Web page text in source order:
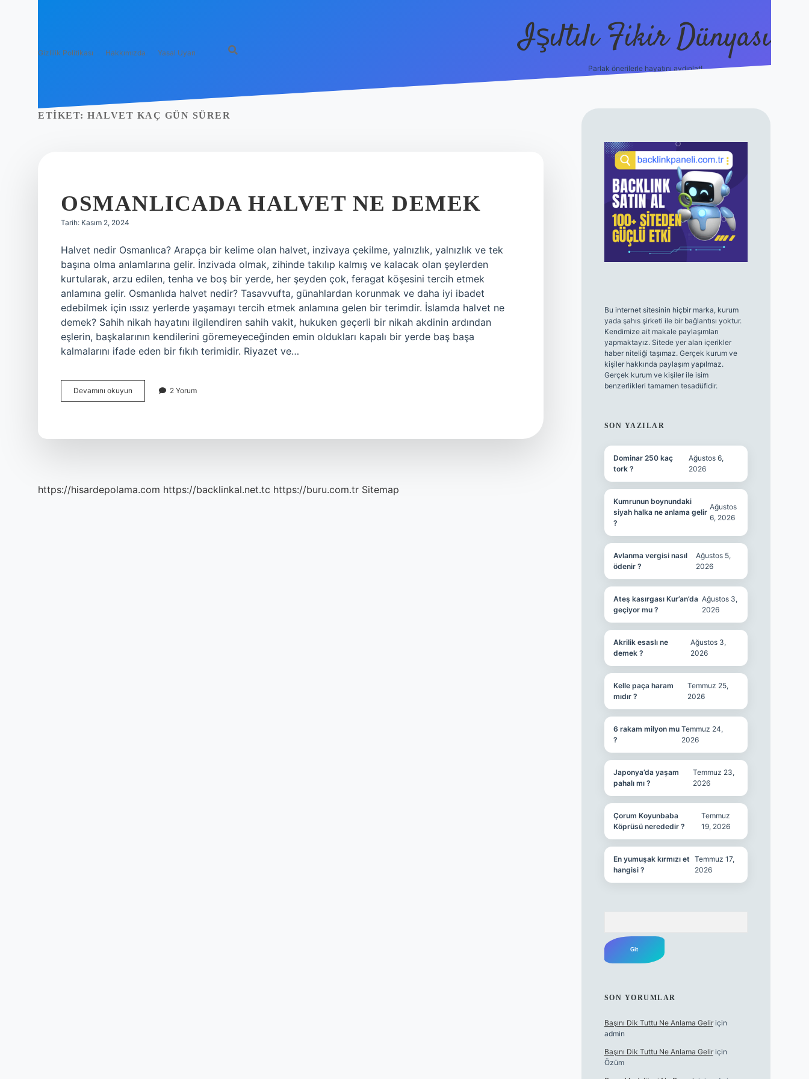
Gizlilik Politikası Hakkımızda Yasal Uyarı Işıltılı Fikir Dünyası
Parlak önerilerle hayatını aydınlat!
ETIKET: HALVET KAÇ GÜN SÜRER
OSMANLICADA HALVET NE DEMEK
Tarih: Kasım 2, 2024
Halvet nedir Osmanlıca? Arapça bir kelime olan halvet, inzivaya çekilme, yalnızlık, yalnızlık ve tek
başına olma anlamlarına gelir. İnzivada olmak, zihinde takılıp kalmış ve kalacak olan şeylerden
kurtularak, arzu edilen, tenha ve boş bir yerde, her şeyden çok, feragat köşesini tercih etmek
anlamına gelir. Osmanlıda halvet nedir? Tasavvufta, günahlardan korunmak ve daha iyi ibadet
edebilmek için ıssız yerlerde yaşamayı tercih etmek anlamına gelen bir terimdir. İslamda halvet ne
demek? Sahih nikah hayatını ilgilendiren sahih vakit, hukuken geçerli bir nikah akdinin ardından
eşlerin, başkalarının kendilerini göremeyeceğinden emin oldukları kapalı bir yerde baş başa
kalmalarını ifade eden bir fıkıh terimidir. Riyazet ve…
Devamını okuyun Osmanlıcada
Halvet
2 Yorum
https://hisardepolama.com https://backlinkal.net.tc https://buru.com.tr Sitemap
SIDEBAR
Bu internet sitesinin hiçbir marka, kurum
yada şahıs şirketi ile bir bağlantısı yoktur.
Kendimize ait makale paylaşımları
yapmaktayız. Sitede yer alan içerikler
haber niteliği taşımaz. Gerçek kurum ve
kişiler hakkında paylaşım yapılmaz.
Gerçek kurum ve kişiler ile isim
benzerlikleri tamamen tesadüfidir.
SON YAZILAR
Dominar 250 kaç
tork ?
Ağustos 6,
2026
Kumrunun boynundaki
siyah halka ne anlama gelir
?
Ağustos
6, 2026
Avlanma vergisi nasıl
ödenir ?
Ağustos 5,
2026
Ateş kasırgası Kur’an’da
geçiyor mu ?
Ağustos 3,
2026
Akrilik esaslı ne
demek ?
Ağustos 3,
2026
Kelle paça haram
mıdır ?
Temmuz 25,
2026
6 rakam milyon mu
?
Temmuz 24,
2026
Japonya’da yaşam
pahalı mı ?
Temmuz 23,
2026
Çorum Koyunbaba
Köprüsü nerededir ?
Temmuz
19, 2026
En yumuşak kırmızı et
hangisi ?
Temmuz 17,
2026
SON YORUMLAR
Başını Dik Tuttu Ne Anlama Geliriçin
admin
Başını Dik Tuttu Ne Anlama Geliriçin
Özüm
ilbet canlı maç